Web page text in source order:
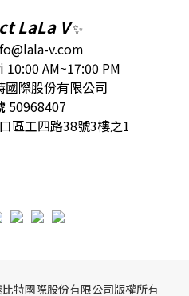
LaLa V✨
v.com
10:00 AM~17:00 PM
國際股份有限公司
50968407
區工四路38號3樓之1
特國際股份有限公司版權所有